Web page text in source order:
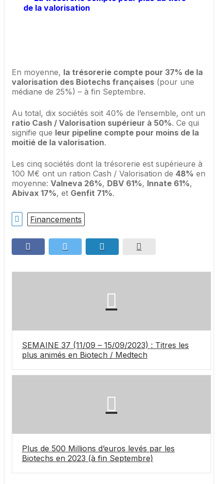
de la valorisation
En moyenne, la trésorerie compte pour 37% de la
valorisation des Biotechs françaises (pour une
médiane de 25%) – à fin Septembre.
Au total, dix sociétés soit 40% de l’ensemble, ont un
ratio Cash / Valorisation supérieur à 50%. Ce qui
signifie que leur pipeline compte pour moins de la
moitié de la valorisation.
Les cinq sociétés dont la trésorerie est supérieure à
100 M€ ont un ration Cash / Valorisation de 48% en
moyenne: Valneva 26%, DBV 61%, Innate 61%,
Abivax 17%, et Genfit 71%.
Financements
SEMAINE 37 (11/09 – 15/09/2023) : Titres les
plus animés en Biotech / Medtech
Plus de 500 Millions d’euros levés par les
Biotechs en 2023 (à fin Septembre)